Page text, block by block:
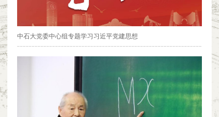
中石大党委中心组专题学习习近平党建思想